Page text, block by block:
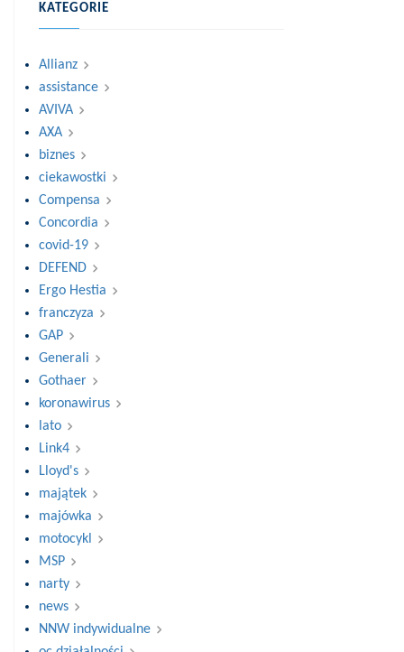
KATEGORIE
Allianz
assistance
AVIVA
AXA
biznes
ciekawostki
Compensa
Concordia
covid-19
DEFEND
Ergo Hestia
franczyza
GAP
Generali
Gothaer
koronawirus
lato
Link4
Lloyd's
majątek
majówka
motocykl
MSP
narty
news
NNW indywidualne